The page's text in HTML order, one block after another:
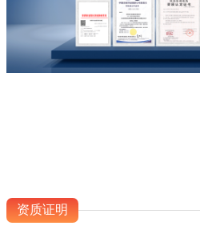
资质证明